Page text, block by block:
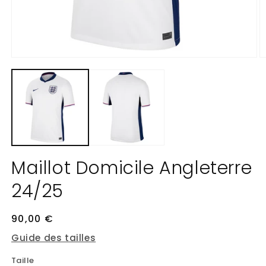
le
Maillot Domicile Angleterre
24/25
Prix
habituel
90,00 €
Guide des tailles
Taille